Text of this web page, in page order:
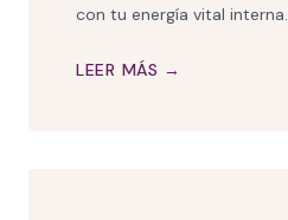
con tu energía vital interna.
LEER MÁS →